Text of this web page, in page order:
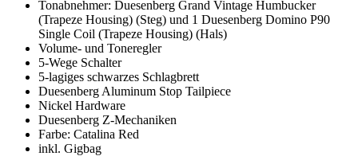
Tonabnehmer: Duesenberg Grand Vintage Humbucker
(Trapeze Housing) (Steg) und 1 Duesenberg Domino P90
Single Coil (Trapeze Housing) (Hals)
Volume- und Toneregler
5-Wege Schalter
5-lagiges schwarzes Schlagbrett
Duesenberg Aluminum Stop Tailpiece
Nickel Hardware
Duesenberg Z-Mechaniken
Farbe: Catalina Red
inkl. Gigbag